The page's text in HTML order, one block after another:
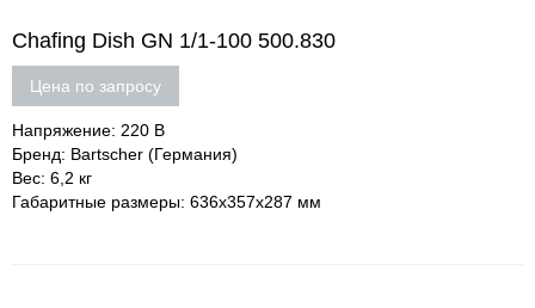
Сhafing Dish GN 1/1-100 500.830
Цена по запросу
Напряжение: 220 В
Бренд: Bartscher (Германия)
Вес: 6,2 кг
Габаритные размеры: 636х357х287 мм